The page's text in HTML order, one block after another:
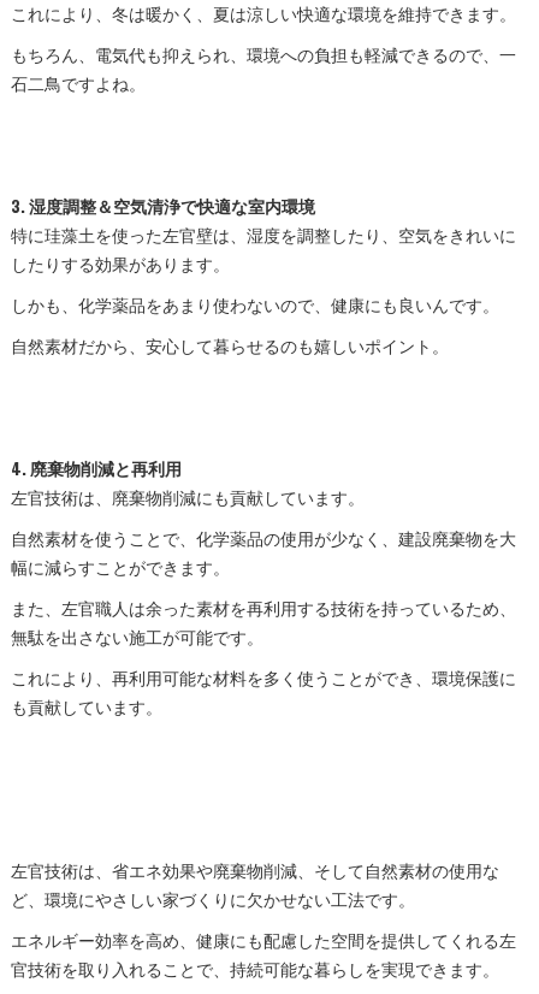
これにより、冬は暖かく、夏は涼しい快適な環境を維持できます。
もちろん、電気代も抑えられ、環境への負担も軽減できるので、一
石二鳥ですよね。
3.湿度調整＆空気清浄で快適な室内環境
特に珪藻土を使った左官壁は、湿度を調整したり、空気をきれいに
したりする効果があります。
しかも、化学薬品をあまり使わないので、健康にも良いんです。
自然素材だから、安心して暮らせるのも嬉しいポイント。
4.廃棄物削減と再利用
左官技術は、廃棄物削減にも貢献しています。
自然素材を使うことで、化学薬品の使用が少なく、建設廃棄物を大
幅に減らすことができます。
また、左官職人は余った素材を再利用する技術を持っているため、
無駄を出さない施工が可能です。
これにより、再利用可能な材料を多く使うことができ、環境保護に
も貢献しています。
左官技術は、省エネ効果や廃棄物削減、そして自然素材の使用な
ど、環境にやさしい家づくりに欠かせない工法です。
エネルギー効率を高め、健康にも配慮した空間を提供してくれる左
官技術を取り入れることで、持続可能な暮らしを実現できます。